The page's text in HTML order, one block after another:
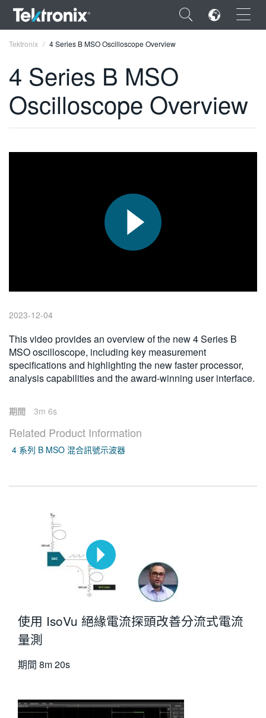
×
ENGLISH
Tektronix 4 Series B MSO Oscilloscope Overview
4 Series B MSO
Oscilloscope Overview
2023-12-04
This video provides an overview of the new 4 Series B
MSO oscilloscope, including key measurement
specifications and highlighting the new faster processor,
analysis capabilities and the award-winning user interface.
期間 3m 6s
Related Product Information
4 系列 B MSO 混合訊號示波器
使用 IsoVu 絕緣電流探頭改善分流式電流
量測
期間 8m 20s